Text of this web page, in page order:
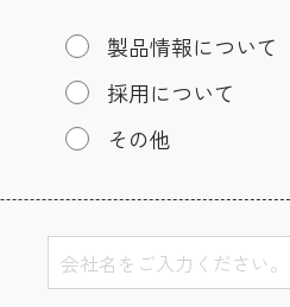
製品情報について
採用について
その他